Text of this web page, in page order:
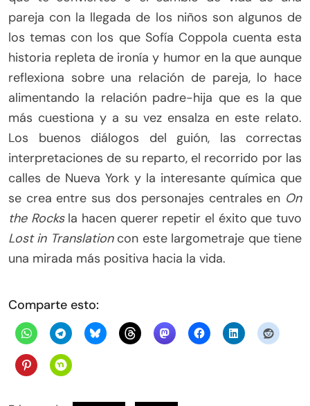
pareja con la llegada de los niños son algunos de
los temas con los que Sofía Coppola cuenta esta
historia repleta de ironía y humor en la que aunque
reflexiona sobre una relación de pareja, lo hace
alimentando la relación padre-hija que es la que
más cuestiona y a su vez ensalza en este relato.
Los buenos diálogos del guión, las correctas
interpretaciones de su reparto, el recorrido por las
calles de Nueva York y la interesante química que
se crea entre sus dos personajes centrales en On
the Rocksla hacen querer repetir el éxito que tuvo
Lost in Translation con este largometraje que tiene
una mirada más positiva hacia la vida.
Comparte esto: